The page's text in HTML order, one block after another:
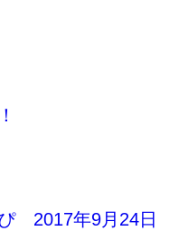
2017年9月24日